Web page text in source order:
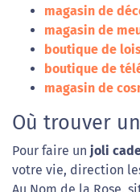
magasin de
magasin de
boutique de
boutique de
magasin de
Où trouver
Pour faire un joli
votre vie, direction